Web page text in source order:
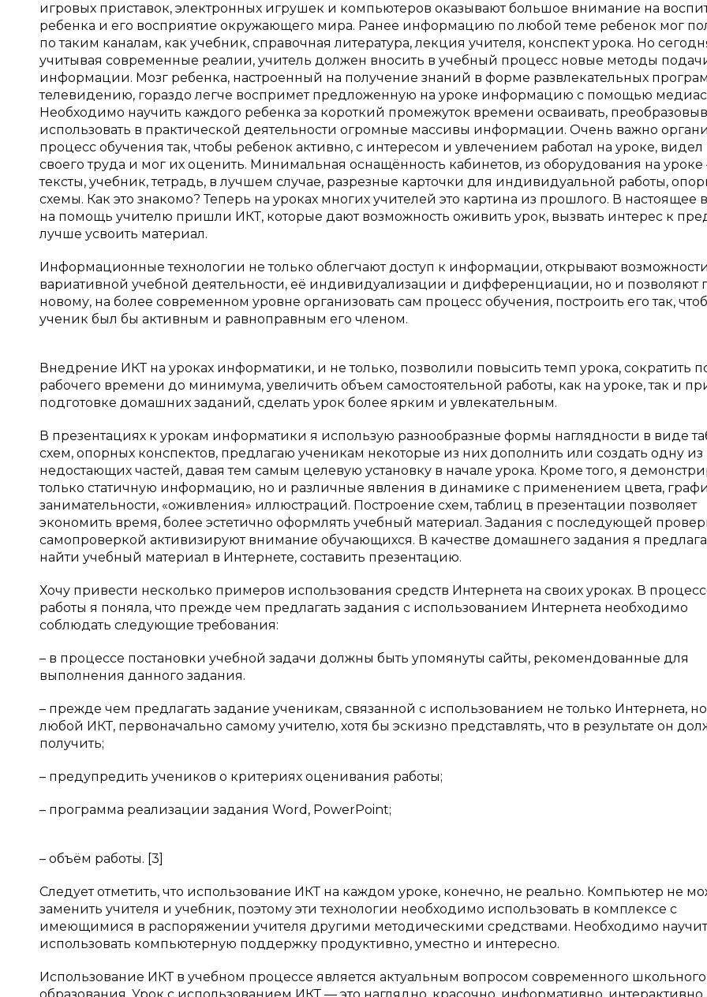
игровых приставок, электронных игрушек и компьютеров оказывают большое внимание на
ребенка и его восприятие окружающего мира. Ранее информацию по любой теме ребенок мог
по таким каналам, как учебник, справочная литература, лекция учителя, конспект урока. Но
учитывая современные реалии, учитель должен вносить в учебный процесс новые методы
информации. Мозг ребенка, настроенный на получение знаний в форме развлекательных
телевидению, гораздо легче воспримет предложенную на уроке информацию с помощью
Необходимо научить каждого ребенка за короткий промежуток времени осваивать,
использовать в практической деятельности огромные массивы информации. Очень важно
процесс обучения так, чтобы ребенок активно, с интересом и увлечением работал на уроке,
своего труда и мог их оценить. Минимальная оснащённость кабинетов, из оборудования на
тексты, учебник, тетрадь, в лучшем случае, разрезные карточки для индивидуальной работы,
схемы. Как это знакомо? Теперь на уроках многих учителей это картина из прошлого. В настоящее
на помощь учителю пришли ИКТ, которые дают возможность оживить урок, вызвать интерес к
лучше усвоить материал.
Информационные технологии не только облегчают доступ к информации, открывают возможности
вариативной учебной деятельности, её индивидуализации и дифференциации, но и позволяют
новому, на более современном уровне организовать сам процесс обучения, построить его так,
ученик был бы активным и равноправным его членом.
Внедрение ИКТ на уроках информатики, и не только, позволили повысить темп урока, сократить
рабочего времени до минимума, увеличить объем самостоятельной работы, как на уроке, так и
подготовке домашних заданий, сделать урок более ярким и увлекательным.
В презентациях к урокам информатики я использую разнообразные формы наглядности в виде
схем, опорных конспектов, предлагаю ученикам некоторые из них дополнить или создать одну из
недостающих частей, давая тем самым целевую установку в начале урока. Кроме того, я
только статичную информацию, но и различные явления в динамике с применением цвета,
занимательности, «оживления» иллюстраций. Построение схем, таблиц в презентации позволяет
экономить время, более эстетично оформлять учебный материал. Задания с последующей
самопроверкой активизируют внимание обучающихся. В качестве домашнего задания я
найти учебный материал в Интернете, составить презентацию.
Хочу привести несколько примеров использования средств Интернета на своих уроках. В
работы я поняла, что прежде чем предлагать задания с использованием Интернета необходимо
соблюдать следующие требования:
– в процессе постановки учебной задачи должны быть упомянуты сайты, рекомендованные для
выполнения данного задания.
– прежде чем предлагать задание ученикам, связанной с использованием не только Интернета,
любой ИКТ, первоначально самому учителю, хотя бы эскизно представлять, что в результате он
получить;
– предупредить учеников о критериях оценивания работы;
– программа реализации задания Word, PowerPoint;
– объём работы. [3]
Следует отметить, что использование ИКТ на каждом уроке, конечно, не реально. Компьютер не
заменить учителя и учебник, поэтому эти технологии необходимо использовать в комплексе с
имеющимися в распоряжении учителя другими методическими средствами. Необходимо
использовать компьютерную поддержку продуктивно, уместно и интересно.
Использование ИКТ в учебном процессе является актуальным вопросом современного школьного